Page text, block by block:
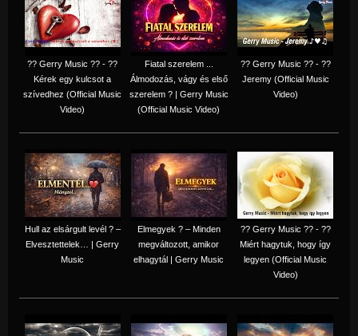
?? Gerry Music ?? - ??
Kérek egy kulcsot a
szívedhez (Official Music
Video)
Fiatal szerelem ...
Álmodozás, vágy és első
szerelem ? | Gerry Music
(Official Music Video)
?? Gerry Music ?? - ??
Jeremy (Official Music
Video)
Hull az elsárgult levél ? –
Elvesztettelek… | Gerry
Music
Elmegyek ? – Minden
megváltozott, amikor
elhagytál | Gerry Music
?? Gerry Music ?? - ??
Miért hagytuk, hogy így
legyen (Official Music
Video)